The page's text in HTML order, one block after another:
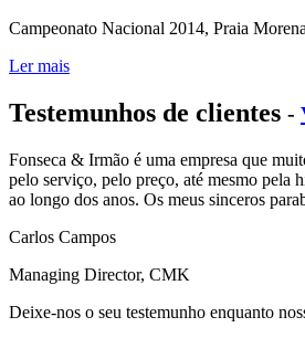
Campeonato Nacional 2014, Praia
Ler mais
Testemunhos de clientes -
Fonseca & Irmão é uma empresa que
pelo serviço, pelo preço, até mesmo pela
ao longo dos anos. Os meus sinceros
Carlos Campos
Managing Director, CMK
Deixe-nos o seu testemunho enquanto